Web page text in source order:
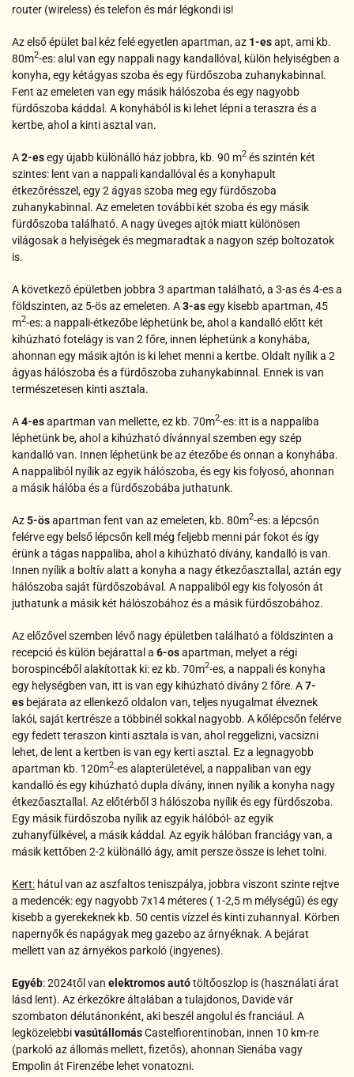
router (wireless) és telefon és már légkondi is!
Az első épület bal kéz felé egyetlen apartman, az 1-esapt, ami kb.
80m2-es: alul van egy nappali nagy kandallóval, külön helyiségben a
konyha, egy kétágyas szoba és egy fürdőszoba zuhanykabinnal.
Fent az emeleten van egy másik hálószoba és egy nagyobb
fürdőszoba káddal. A konyhából is ki lehet lépni a teraszra és a
kertbe, ahol a kinti asztal van.
A2-esegy újabb különálló ház jobbra, kb. 90 m2 és szintén két
szintes: lent van a nappali kandallóval és a konyhapult
étkezőrésszel, egy 2 ágyas szoba meg egy fürdőszoba
zuhanykabinnal. Az emeleten további két szoba és egy másik
fürdőszoba található. A nagy üveges ajtók miatt különösen
világosak a helyiségek és megmaradtak a nagyon szép boltozatok
is.
A következő épületben jobbra 3 apartman található, a 3-as és 4-es a
földszinten, az 5-ös az emeleten. A3-asegy kisebb apartman, 45
m2-es: a nappali-étkezőbe léphetünk be, ahol a kandalló előtt két
kihúzható fotelágy is van 2 főre, innen léphetünk a konyhába,
ahonnan egy másik ajtón is ki lehet menni a kertbe. Oldalt nyílik a 2
ágyas hálószoba és a fürdőszoba zuhanykabinnal. Ennek is van
természetesen kinti asztala.
A4-esapartman van mellette, ez kb. 70m2-es: itt is a nappaliba
léphetünk be, ahol a kihúzható dívánnyal szemben egy szép
kandalló van. Innen léphetünk be az étezőbe és onnan a konyhába.
A nappaliból nyílik az egyik hálószoba, és egy kis folyosó, ahonnan
a másik hálóba és a fürdőszobába juthatunk.
Az5-ösapartman fent van az emeleten, kb. 80m2-es: a lépcsőn
felérve egy belső lépcsőn kell még feljebb menni pár fokot és így
érünk a tágas nappaliba, ahol a kihúzható dívány, kandalló is van.
Innen nyílik a boltív alatt a konyha a nagy étkezőasztallal, aztán egy
hálószoba saját fürdőszobával. A nappaliból egy kis folyosón át
juthatunk a másik két hálószobához és a másik fürdőszobához.
Az előzővel szemben lévő nagy épületben található a földszinten a
recepció és külön bejárattal a 6-osapartman, melyet a régi
borospincéből alakítottak ki: ez kb. 70m2-es, a nappali és konyha
egy helységben van, itt is van egy kihúzható dívány 2 főre. A7-
es bejárata az ellenkező oldalon van, teljes nyugalmat élveznek
lakói, saját kertrésze a többinél sokkal nagyobb. A kőlépcsőn felérve
egy fedett teraszon kinti asztala is van, ahol reggelizni, vacsizni
lehet, de lent a kertben is van egy kerti asztal. Ez a legnagyobb
apartman kb. 120m2-es alapterületével, a nappaliban van egy
kandalló és egy kihúzható dupla dívány, innen nyílik a konyha nagy
étkezőasztallal. Az előtérből 3 hálószoba nyílik és egy fürdőszoba.
Egy másik fürdőszoba nyílik az egyik hálóból- az egyik
zuhanyfülkével, a másik káddal. Az egyik hálóban franciágy van, a
másik kettőben 2-2 különálló ágy, amit persze össze is lehet tolni.
Kert: hátul van az aszfaltos teniszpálya, jobbra viszont szinte rejtve
a medencék: egy nagyobb 7x14 méteres ( 1-2,5 m mélységű) és egy
kisebb a gyerekeknek kb. 50 centis vízzel és kinti zuhannyal. Körben
napernyők és napágyak meg gazebo az árnyéknak. A bejárat
mellett van az árnyékos parkoló (ingyenes).
Egyéb: 2024től van elektromos autótöltőoszlop is (használati árat
lásd lent). Az érkezőkre általában a tulajdonos, Davide vár
szombaton délutánonként, aki beszél angolul és franciául. A
legközelebbivasútállomásCastelfiorentinoban, innen 10 km-re
(parkoló az állomás mellett, fizetős), ahonnan Sienába vagy
Empolin át Firenzébe lehet vonatozni.